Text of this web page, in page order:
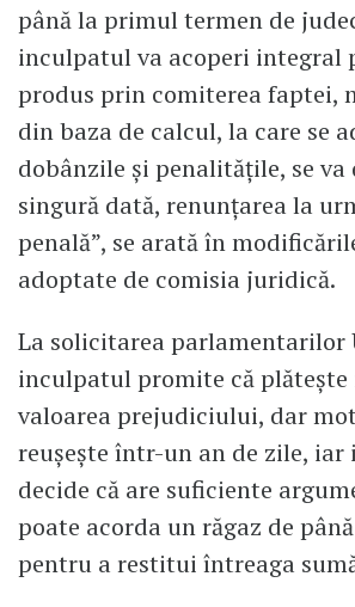
până la primul termen de
inculpatul va acoperi integral
produs prin comiterea faptei,
din baza de calcul, la care se
dobânzile şi penalităţile, se va
singură dată, renunţarea la
penală”, se arată în
adoptate de comisia juridică.
La solicitarea parlamentarilor
inculpatul promite că
valoarea prejudiciului, dar
reușește într-un an de zile, iar
decide că are suficiente
poate acorda un răgaz de
pentru a restitui întreaga